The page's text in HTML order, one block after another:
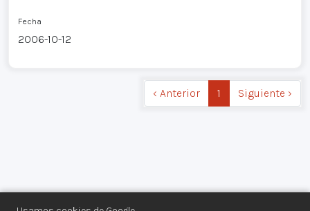
Fecha
2006-10-12
‹ Anterior 1 Siguiente ›